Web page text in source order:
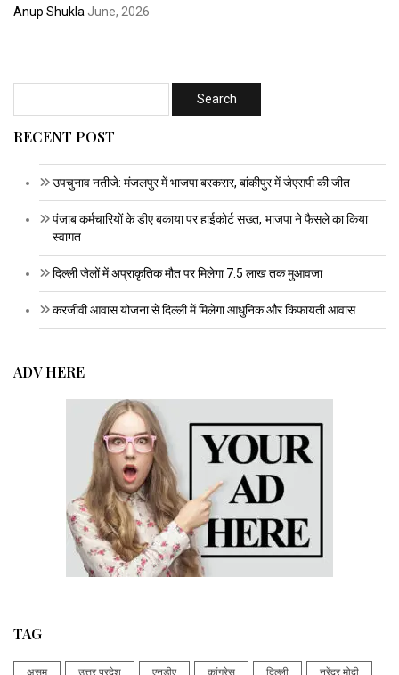
Anup Shukla June, 2026
RECENT POST
उपचुनाव नतीजे: मंजलपुर में भाजपा बरकरार, बांकीपुर में जेएसपी की जीत
पंजाब कर्मचारियों के डीए बकाया पर हाईकोर्ट सख्त, भाजपा ने फैसले का किया
स्वागत
दिल्ली जेलों में अप्राकृतिक मौत पर मिलेगा 7.5 लाख तक मुआवजा
करजीवी आवास योजना से दिल्ली में मिलेगा आधुनिक और किफायती आवास
ADV HERE
TAG
असम उत्तर प्रदेश एनडीए कांग्रेस दिल्ली नरेंद्र मोदी